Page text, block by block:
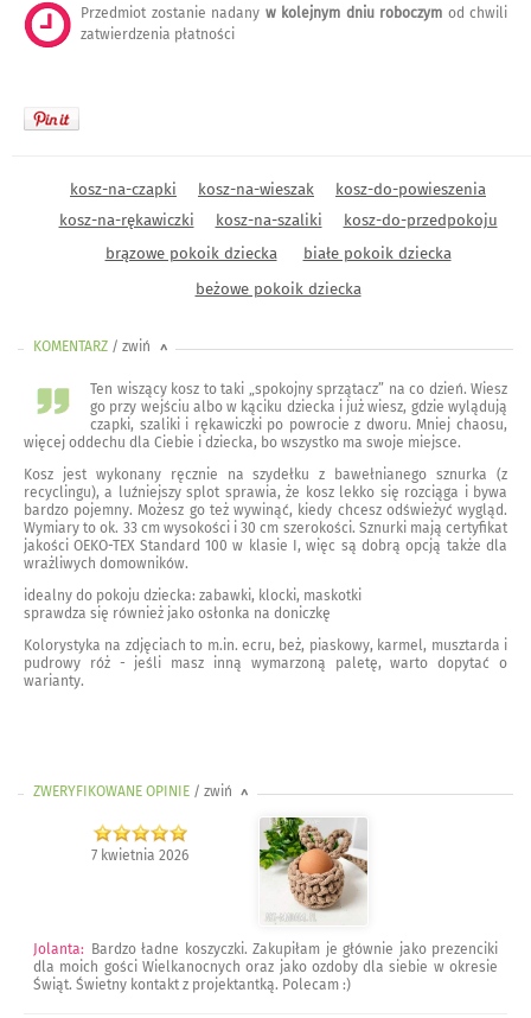
Przedmiot zostanie nadany w kolejnym dniu roboczym od chwili
zatwierdzenia płatności
kosz-na-czapki kosz-na-wieszak
kosz-do-powieszenia
kosz-na-rękawiczki
kosz-na-szaliki
kosz-do-przedpokoju
brązowe pokoik dziecka
białe pokoik dziecka
beżowe pokoik dziecka
KOMENTARZ / zwiń <
Ten wiszący kosz to taki „spokojny sprzątacz” na co dzień. Wiesz
go przy wejściu albo w kąciku dziecka i już wiesz, gdzie wylądują
czapki, szaliki i rękawiczki po powrocie z dworu. Mniej chaosu,
więcej oddechu dla Ciebie i dziecka, bo wszystko ma swoje miejsce.
Kosz jest wykonany ręcznie na szydełku z bawełnianego sznurka (z
recyclingu), a luźniejszy splot sprawia, że kosz lekko się rozciąga i bywa
bardzo pojemny. Możesz go też wywinąć, kiedy chcesz odświeżyć wygląd.
Wymiary to ok. 33 cm wysokości i 30 cm szerokości. Sznurki mają certyfikat
jakości OEKO-TEX Standard 100 w klasie I, więc są dobrą opcją także dla
wrażliwych domowników.
idealny do pokoju dziecka: zabawki, klocki, maskotki
sprawdza się również jako osłonka na doniczkę
Kolorystyka na zdjęciach to m.in. ecru, beż, piaskowy, karmel, musztarda i
pudrowy róż - jeśli masz inną wymarzoną paletę, warto dopytać o
warianty.
ZWERYFIKOWANE OPINIE / zwiń >
7 kwietnia 2026
Jolanta: Bardzo ładne koszyczki. Zakupiłam je głównie jako prezenciki
dla moich gości Wielkanocnych oraz jako ozdoby dla siebie w okresie
Świąt. Świetny kontakt z projektantką. Polecam :)